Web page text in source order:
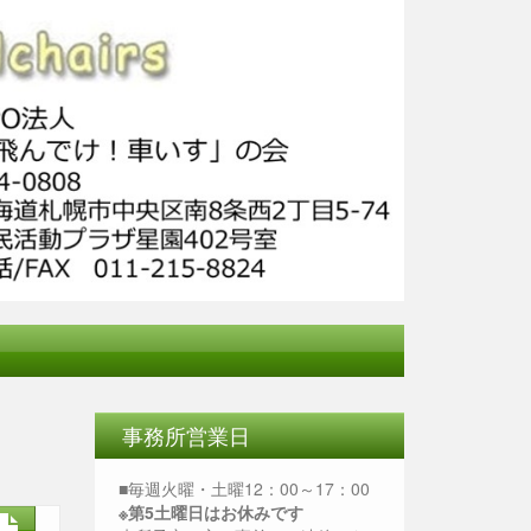
事務所営業日
■毎週火曜・土曜12：00～17：00
※第5土曜日はお休みです